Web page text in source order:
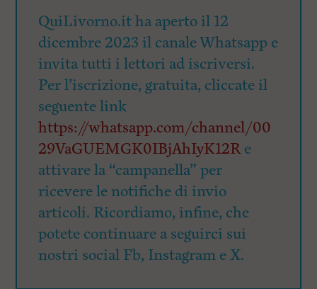
QuiLivorno.it ha aperto il 12
dicembre 2023 il canale Whatsapp e
invita tutti i lettori ad iscriversi.
Per l’iscrizione, gratuita, cliccate il
seguente link
https://whatsapp.com/channel/00
29VaGUEMGK0IBjAhIyK12Re
attivare la “campanella” per
ricevere le notifiche di invio
articoli. Ricordiamo, infine, che
potete continuare a seguirci sui
nostri social Fb, Instagram e X.